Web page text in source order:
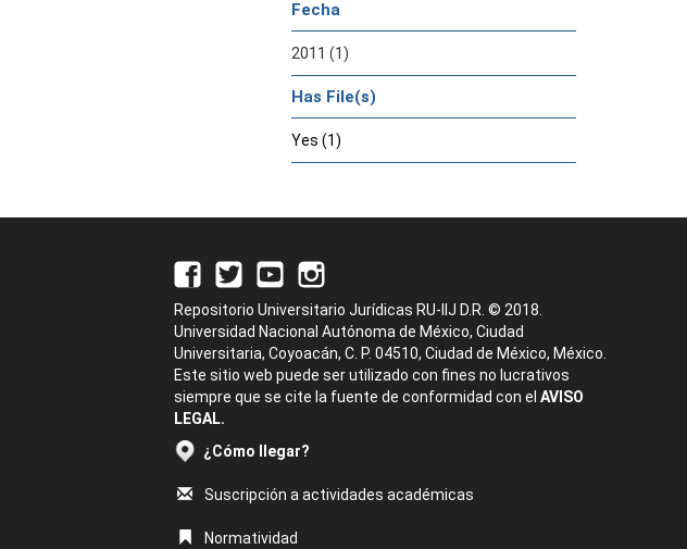
Fecha
2011 (1)
Has File(s)
Yes (1)
Repositorio Universitario Jurídicas RU-IIJ D.R. © 2018.
Universidad Nacional Autónoma de México, Ciudad
Universitaria, Coyoacán, C. P. 04510, Ciudad de México, México.
Este sitio web puede ser utilizado con fines no lucrativos
siempre que se cite la fuente de conformidad con el AVISO
LEGAL.
¿Cómo llegar?
Suscripción a actividades académicas
Normatividad